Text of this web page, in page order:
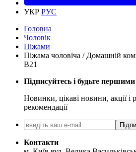
УКР РУС
Головна
Чоловік
Піжами
Піжама чоловіча / Домашній
B21
Підписуйтесь і будьте першими
Новинки, цікаві новини, акції і
рекомендації
Контакти